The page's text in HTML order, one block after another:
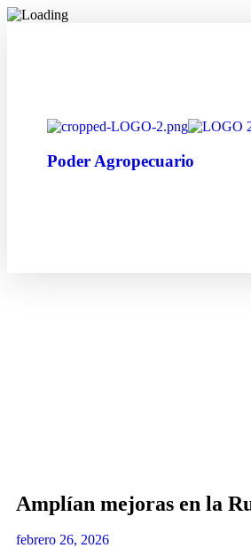
Poder Agropecuario
Amplían mejoras en la
febrero 26, 2026